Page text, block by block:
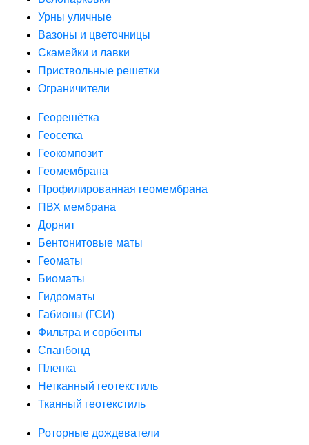
Урны уличные
Вазоны и цветочницы
Скамейки и лавки
Приствольные решетки
Ограничители
Георешётка
Геосетка
Геокомпозит
Геомембрана
Профилированная геомембрана
ПВХ мембрана
Дорнит
Бентонитовые маты
Геоматы
Биоматы
Гидроматы
Габионы (ГСИ)
Фильтра и сорбенты
Спанбонд
Пленка
Нетканный геотекстиль
Тканный геотекстиль
Роторные дождеватели